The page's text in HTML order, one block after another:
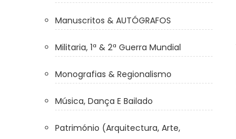
Manuscritos & AUTÓGRAFOS
Militaria, 1ª & 2ª Guerra Mundial
Monografias & Regionalismo
Música, Dança E Bailado
Património (Arquitectura, Arte,